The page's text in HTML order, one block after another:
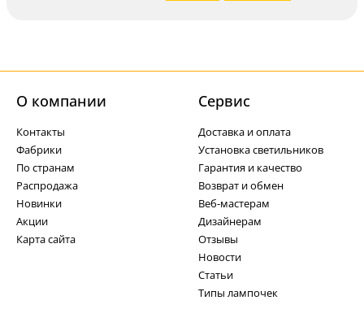
О компании
Контакты
Фабрики
По странам
Распродажа
Новинки
Акции
Карта сайта
Cервис
Доставка и оплата
Установка светильников
Гарантия и качество
Возврат и обмен
Веб-мастерам
Дизайнерам
Отзывы
Новости
Статьи
Типы лампочек